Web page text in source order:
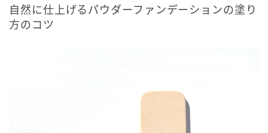
自然に仕上げるパウダーファンデーションの塗り
方のコツ